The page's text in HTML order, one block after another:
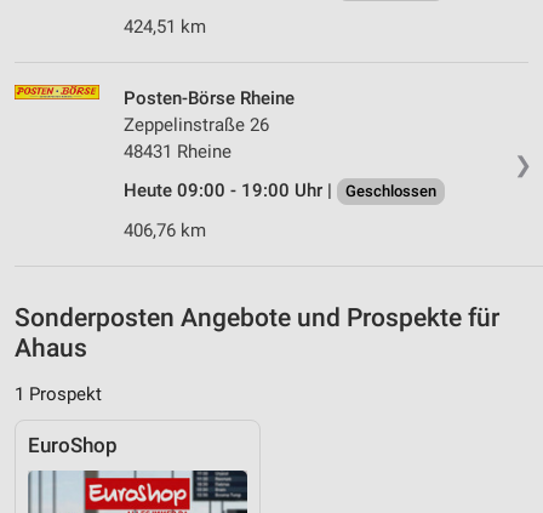
424,51 km
❯
Posten-Börse Rheine
Zeppelinstraße 26
48431 Rheine
Heute 09:00 - 19:00 Uhr |
Geschlossen
406,76 km
Sonderposten Angebote und Prospekte für
Ahaus
1 Prospekt
EuroShop
Geräte anhand von aktiv angeforderten
Nicht-IAB-Verarbeitungszwecke:
Performance